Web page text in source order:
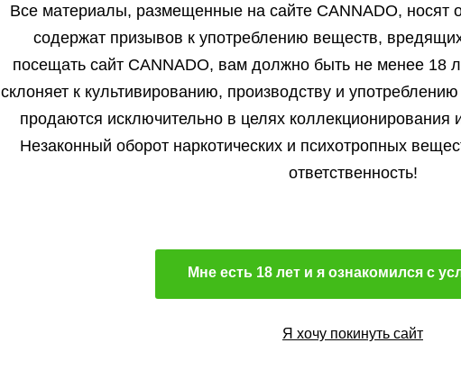
Алексей от 13.01.2026
Подробнее
Все материалы, размещенные на сайте СANNADO, носят
содержат призывов к употреблению веществ,
посещать сайт CANNADO, вам должно быть не менее 18
склоняет к культивированию, производству и
продаются исключительно в целях
Незаконный оборот наркотических и психотропных
ответственность!
Мне есть 18 лет и я ознакомился с
Я хочу покинуть сайт